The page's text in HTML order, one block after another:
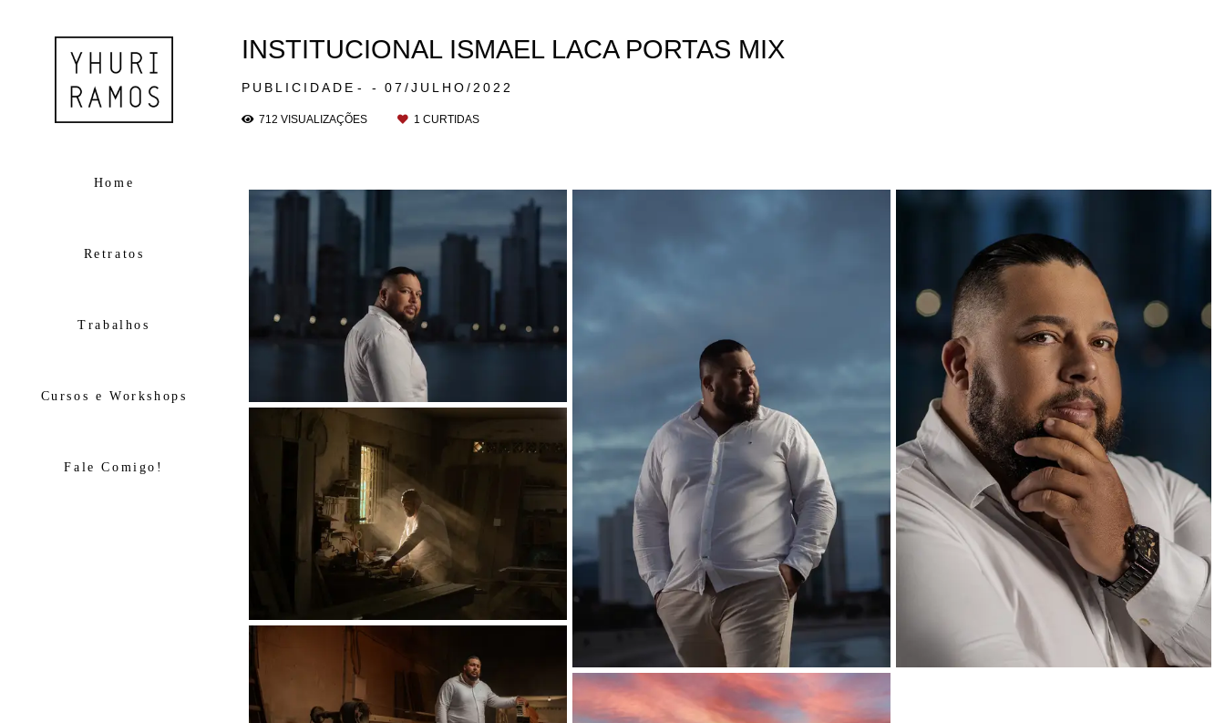
Home
Retratos
Trabalhos
Cursos e Workshops
Fale Comigo!
PUBLICIDADE 07/JULHO/2022
INSTITUCIONAL ISMAEL LACA PORTAS MIX
712 VISUALIZAÇÕES 1 CURTIDAS